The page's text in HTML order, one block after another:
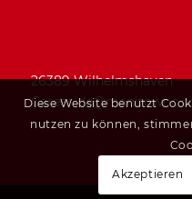
26389 Wilhelmshaven
Career-
Diese Website benutzt
nutzen zu können,
Akzeptieren